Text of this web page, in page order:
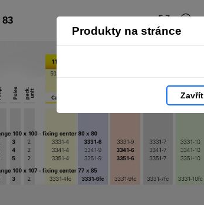
Produkty na stránce
Zavřít